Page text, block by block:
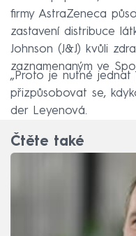
firmy AstraZeneca
zastavení distribuce
Johnson (J&J) kvůli
zaznamenaným ve
„Proto je nutné
přizpůsobovat se,
der Leyenová.
Čtěte také